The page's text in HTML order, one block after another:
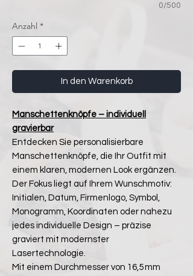
0/500
Anzahl *
In den Warenkorb
Manschettenknöpfe – individuell
gravierbar
Entdecken Sie personalisierbare
Manschettenknöpfe, die Ihr Outfit mit
einem klaren, modernen Look ergänzen.
Der Fokus liegt auf Ihrem Wunschmotiv:
Initialen, Datum, Firmenlogo, Symbol,
Monogramm, Koordinaten oder nahezu
jedes individuelle Design – präzise
graviert mit modernster
Lasertechnologie.
Mit einem Durchmesser von 16,5 mm